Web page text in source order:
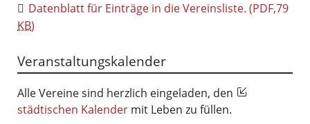
Datenblatt für Einträge in die Vereinsliste. (PDF,79
KB)
Veranstaltungskalender
Alle Vereine sind herzlich eingeladen, den
städtischen Kalender mit Leben zu füllen.